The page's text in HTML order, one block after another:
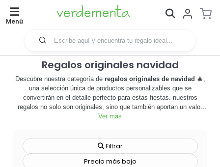
Menú
Regalos originales navidad
Descubre nuestra categoría de regalos originales de navidad 🎄,
una selección única de productos personalizables que se
convertirán en el detalle perfecto para estas fiestas. nuestros
regalos no solo son originales, sino que también aportan un valor
añadido a tu marca, convirtiéndose en una herramienta de
diseñado para sorprender y deleitar, mientras promueve tu marca de
manera sutil y efectiva. estos regalos son ideales para cualquier
tipo de empresa, ya sea grande o pequeña, y son una forma
Ver más
Filtrar
Precio más bajo